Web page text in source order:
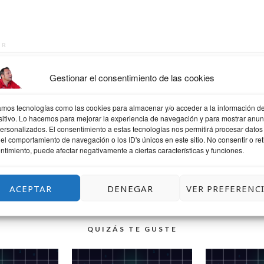
Gestionar el consentimiento de las cookies
tecnologías como las cookies para almacenar y/o acceder a la información
Lo hacemos para mejorar la experiencia de navegación y para mostrar
El consentimiento a estas tecnologías nos permitirá procesar datos
comportamiento de navegación o los ID's únicos en este sitio. No consentir o
puede afectar negativamente a ciertas características y funciones.
ACEPTAR DENEGAR VER
Josu Salvador Olazabal
Diseño web donde trabajo, formación, diseño gráfico y web, mi
descubrimiento, social media lo que me gusta community
hobbies Athletic, a ratos filósofo, mis cosas aprendiz, fotografía
psicólogo. frases y citas
QUIZÁS TE GUSTE